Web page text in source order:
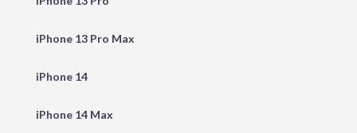
iPhone 13 Pro Max
iPhone 14
iPhone 14 Max